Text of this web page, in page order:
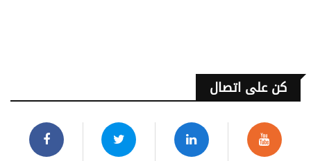
كن على اتصال